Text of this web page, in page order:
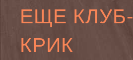
ЕЩЕ КЛУБ-
КРИК